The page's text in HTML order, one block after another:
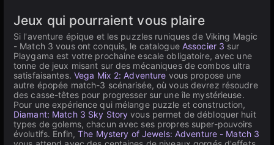
Jeux qui pourraient vous plaire
Si l'aventure épique et les puzzles runiques de Viking Magic
- Match 3 vous ont conquis, le catalogue Associer 3 sur
Playgama est votre prochaine escale obligatoire, avec une
tonne de jeux misant sur des mécaniques de combos ultra
satisfaisantes. Vega Mix 2: Adventure vous propose une
autre épopée match-3 scénarisée, où vous devrez résoudre
des casse-têtes pour progresser sur une île mystérieuse.
Pour une expérience qui mélange puzzle et construction,
Diamant: Match 3 Sky Story vous permet de débloquer huit
types de golems, chacun avec ses propres super-pouvoirs
évolutifs. Enfin,The Mystery of Jewels: Adventure - Match 3